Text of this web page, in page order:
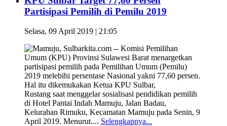
Partisipasi Pemilih di Pemilu 2019
Selasa, 09 April 2019 | 21:05
Mamuju, Sulbarkita.com -- Komisi Pemilihan
Umum (KPU) Provinsi Sulawesi Barat menargetkan
partisipasi pemilih pada Pemilihan Umum (Pemilu)
2019 melebihi persentase Nasional yakni 77,60 persen.
Hal itu dikemukakan Ketua KPU Sulbar,
Rustang saat menggelar sosialisasi pendidikan pemilih
di Hotel Pantai Indah Mamuju, Jalan Badau,
Kelurahan Rimuku, Kecamatan Mamuju pada Senin, 9
April 2019. Menurut.... Selengkapnya...